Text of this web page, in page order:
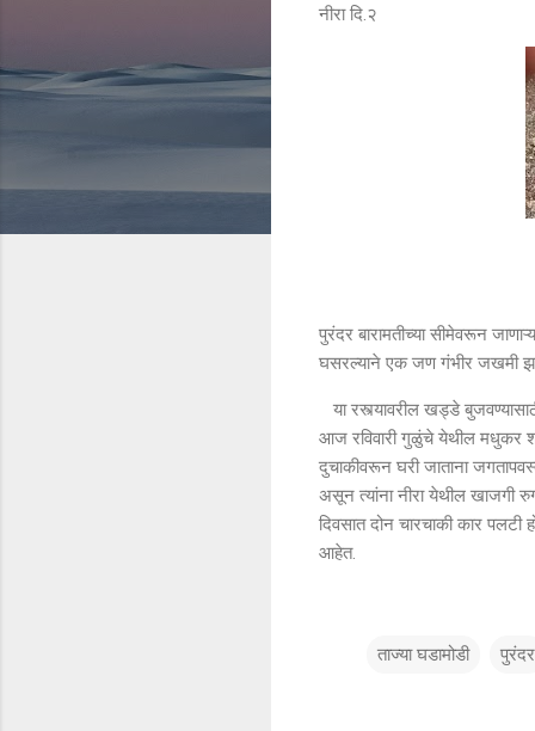
नीरा दि.२
पुरंदर बारामतीच्या सीमेवरून
घसरल्याने एक जण गंभीर जखमी
या रस्त्यावरील खड्डे
आज रविवारी गुळुंचे येथील मधुकर
दुचाकीवरून घरी जाताना
असून त्यांना नीरा येथील खाजगी
दिवसात दोन चारचाकी कार
आहेत.
ताज्या घडामोडी पुरंदर